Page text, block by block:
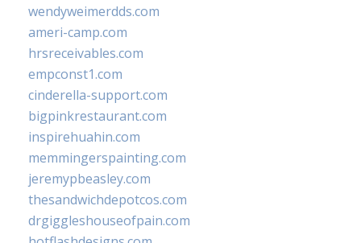
wendyweimerdds.com
ameri-camp.com
hrsreceivables.com
empconst1.com
cinderella-support.com
bigpinkrestaurant.com
inspirehuahin.com
memmingerspainting.com
jeremypbeasley.com
thesandwichdepotcos.com
drgiggleshouseofpain.com